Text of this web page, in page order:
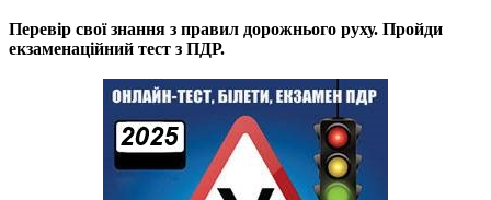
Перевір свої знання з правил дорожнього руху. Пройди
екзаменаційний тест з ПДР.